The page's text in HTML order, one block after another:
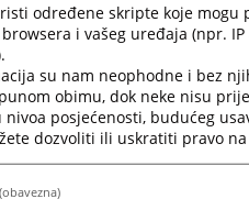
određene skripte koje
i vašeg uređaja (npr.
su nam neophodne i bez
obimu, dok neke nisu
posjećenosti, budućeg
dozvoliti ili uskratiti pravo
(obavezna)